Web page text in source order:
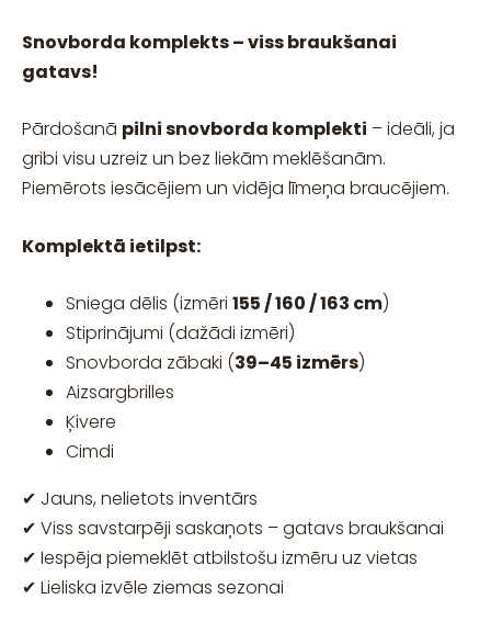
Snovborda komplekts – viss braukšanai
gatavs!
Pārdošanā pilni snovborda komplekti – ideāli, ja
gribi visu uzreiz un bez liekām meklēšanām.
Piemērots iesācējiem un vidēja līmeņa braucējiem.
Komplektā ietilpst:
Sniega dēlis (izmēri 155 / 160 / 163 cm)
Stiprinājumi (dažādi izmēri)
Snovborda zābaki (39–45 izmērs)
Aizsargbrilles
Ķivere
Cimdi
✔ Jauns, nelietots inventārs
✔ Viss savstarpēji saskaņots – gatavs braukšanai
✔ Iespēja piemeklēt atbilstošu izmēru uz vietas
✔ Lieliska izvēle ziemas sezonai